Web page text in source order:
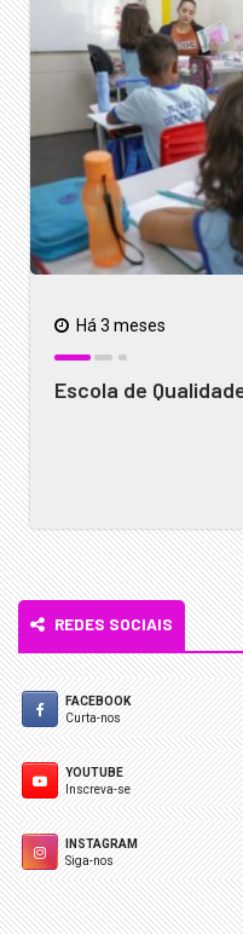
Há 3 meses
Escola de
REDES SOCIAIS
FACEBOOK
Curta-nos
YOUTUBE
Inscreva-se
INSTAGRAM
Siga-nos